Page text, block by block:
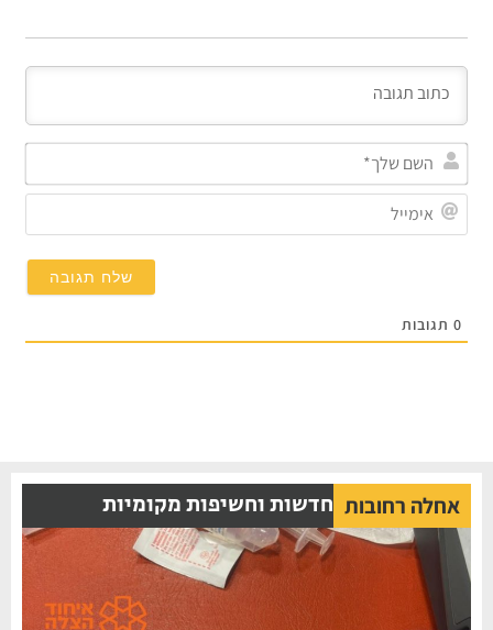
אימייל
תגובות
אחלה רחובות חדשות וחשיפות מקומיות